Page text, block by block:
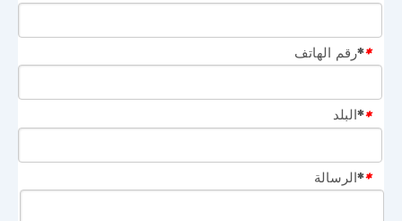
**رقم الهاتف
**البلد
**الرسالة